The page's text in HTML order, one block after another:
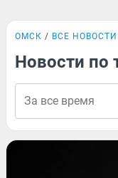
ОМСК ВСЕ НОВОСТИ
Новости по